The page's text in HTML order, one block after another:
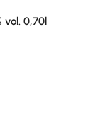
Sternen
vol. 0,70l